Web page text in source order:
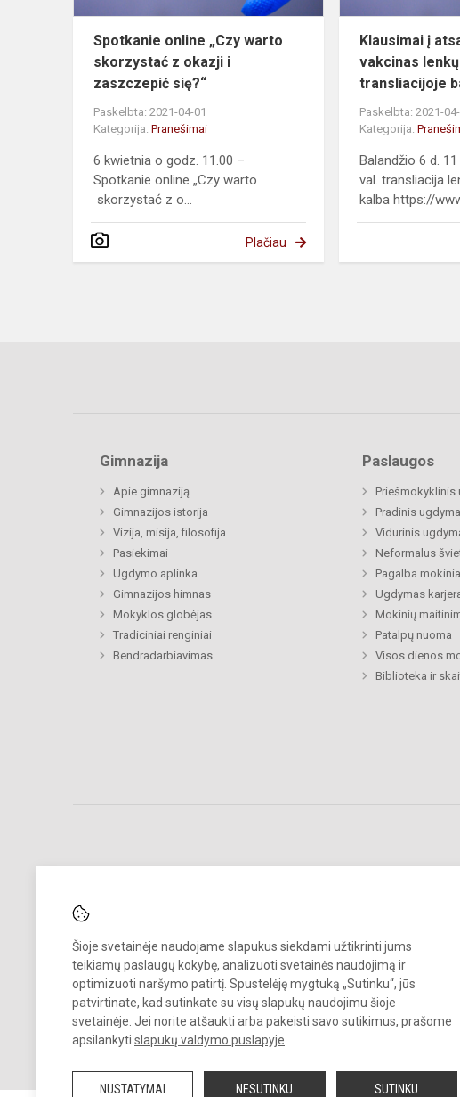
Šioje svetainėje naudojame slapukus siekdami užtikrinti jums
teikiamų paslaugų kokybę, analizuoti svetainės naudojimą ir
optimizuoti naršymo patirtį. Spustelėję mygtuką „Sutinku“, jūs
patvirtinate, kad sutinkate su visų slapukų naudojimu šioje
svetainėje. Jei norite atšaukti arba pakeisti savo sutikimus, prašome
apsilankyti slapukų valdymo puslapyje
NUSTATYMAI NESUTINKU SUTINKU
zaszcze...
Spotkanie online „Czy warto
skorzystać z okazji i
zaszczepić się?“
Paskelbta: 2021-04-01
Kategorija: Pranešimai
6 kwietnia o godz. 11.00 –
Spotkanie online „Czy warto
skorzystać z o...
Plačiau
Klausimai į
vakcinas
transliacijoje
Paskelbta: 2021-
Kategorija:
Balandžio 6 d. 11
val. transliacija
kalba https://
Gimnazija
Apie gimnaziją
Gimnazijos istorija
Vizija, misija, filosofija
Pasiekimai
Ugdymo aplinka
Gimnazijos himnas
Mokyklos globėjas
Tradiciniai renginiai
Bendradarbiavimas
Paslaugos
Priešmokyklinis
Pradinis
Vidurinis
Neformalus
Pagalba
Ugdymas
Mokinių
Patalpų nuoma
Visos dienos
Biblioteka ir
RAŠYKITE
© 2020. Vilniaus Vladislavo Sirokomlės gimnazija. Visos teisės saugomos.